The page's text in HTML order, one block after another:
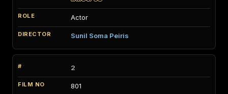
Actor
Sunil Soma Peiris
2
801